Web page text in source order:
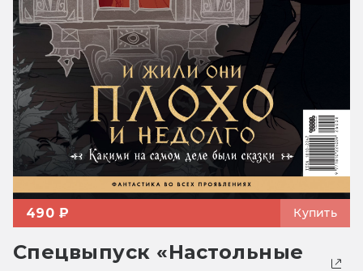
490 ₽ Купить
Спецвыпуск «Настольные